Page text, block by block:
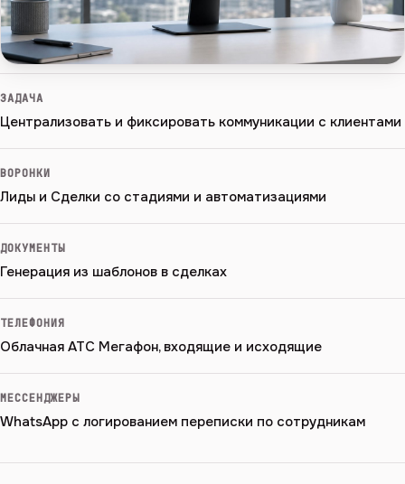
ЗАДАЧА
Централизовать и фиксировать коммуникации с клиентами
ВОРОНКИ
Лиды и Сделки со стадиями и автоматизациями
ДОКУМЕНТЫ
Генерация из шаблонов в сделках
ТЕЛЕФОНИЯ
Облачная АТС Мегафон, входящие и исходящие
МЕССЕНДЖЕРЫ
WhatsApp с логированием переписки по сотрудникам